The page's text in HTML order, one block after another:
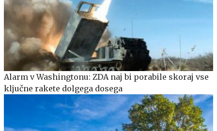
Alarm v Washingtonu: ZDA naj bi porabile skoraj vse
ključne rakete dolgega dosega